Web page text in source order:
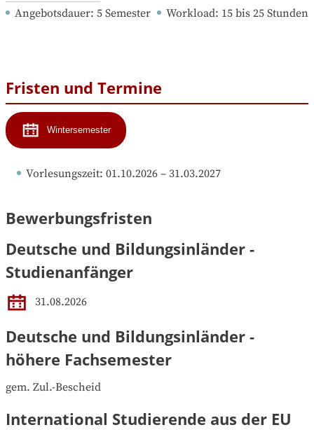
Angebotsdauer: 5 Semester Workload: 15 bis 25 Stunden
Fristen und Termine
Wintersemester
Vorlesungszeit: 01.10.2026 – 31.03.2027
Bewerbungsfristen
Deutsche und Bildungsinländer -
Studienanfänger
31.08.2026
Deutsche und Bildungsinländer -
höhere Fachsemester
gem. Zul.-Bescheid
International Studierende aus der EU